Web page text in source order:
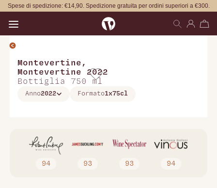
Spese di spedizione: €14,90. Spedizione gratuita per ordini superiori a €300.
Montevertine ,
Montevertine 2022
Bottiglia 750 ml
Anno2022 Formato1x75cl
94 93 93 94